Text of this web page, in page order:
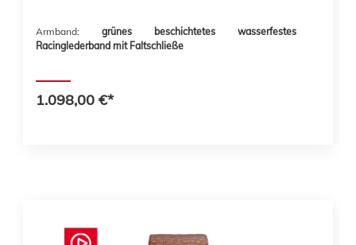
Armband: grünes beschichtetes wasserfestes
Racinglederband mit Faltschließe
1.098,00 €*